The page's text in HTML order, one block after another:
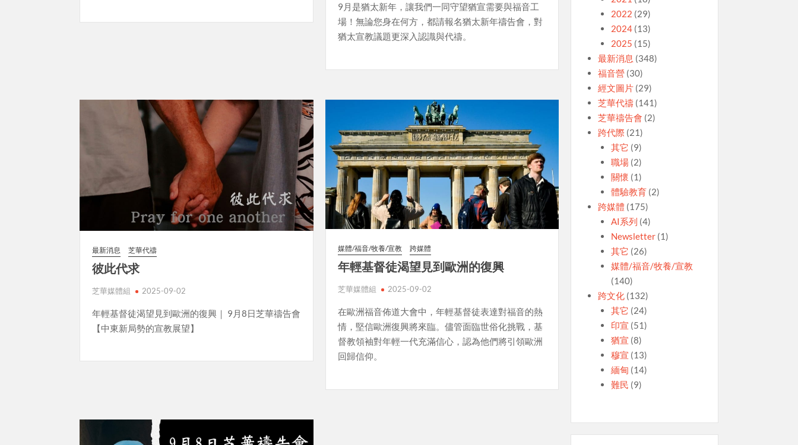
9月是猶太新年，讓我們一同守望猶宣需要與福音工
場！無論您身在何方，都請報名猶太新年禱告會，對
猶太宣教議題更深入認識與代禱。
最新消息 芝華代禱
彼此代求
芝華媒體組 2025-09-02
年輕基督徒渴望見到歐洲的復興｜ 9月8日芝華禱告會
【中東新局勢的宣教展望】
媒體/福音/牧養/宣教 跨媒體
年輕基督徒渴望見到歐洲的復興
芝華媒體組 2025-09-02
在歐洲福音佈道大會中，年輕基督徒表達對福音的熱
情，堅信歐洲復興將來臨。儘管面臨世俗化挑戰，基
督教領袖對年輕一代充滿信心，認為他們將引領歐洲
回歸信仰。
2022 (29)
2024 (13)
2025 (15)
最新消息 (348)
福音營(30)
經文圖片(29)
芝華代禱(141)
芝華禱告會 (2)
跨代際(21)
其它 (9)
職場 (2)
關懷 (1)
體驗教育 (2)
跨媒體 (175)
AI系列 (4)
Newsletter (1)
其它 (26)
媒體/福音/牧養/宣教
(140)
跨文化 (132)
其它 (24)
印宣 (51)
猶宣 (8)
穆宣 (13)
緬甸 (14)
難民 (9)